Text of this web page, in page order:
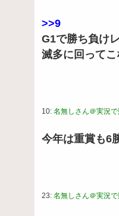
>>9
G1で勝ち負け
滅多に回って
10: 名無しさん＠実況で
今年は重賞も6
23: 名無しさん＠実況で